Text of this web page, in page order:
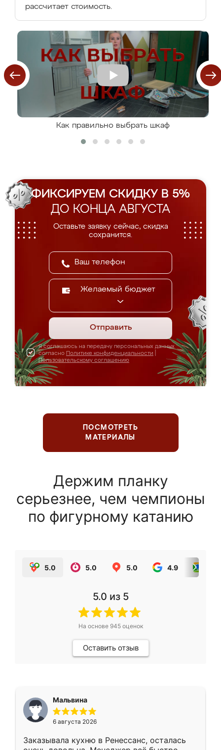
рассчитает стоимость.
Как правильно выбрать шкаф
ФИКСИРУЕМ СКИДКУ В 5%
ДО КОНЦА АВГУСТА
Оставьте заявку сейчас, скидка
сохранится.
Желаемый бюджет
Отправить
Я соглашаюсь на передачу персональных данных
согласно Политике конфиденциальности
Пользовательскому соглашению
ПОСМОТРЕТЬ
МАТЕРИАЛЫ
Держим планку
серьезнее, чем чемпионы
по фигурному катанию
5.0 5.0 5.0 4.9
5.0 из 5
На основе 945оценок
Оставить отзыв
Мальвина
6 августа 2026
Заказывала кухню в Ренессанс, осталась